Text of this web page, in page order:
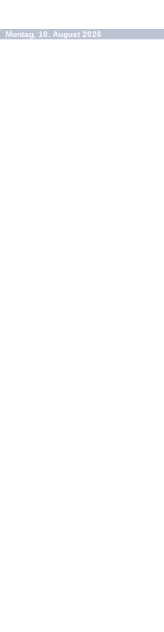
Montag, 10. August 2026